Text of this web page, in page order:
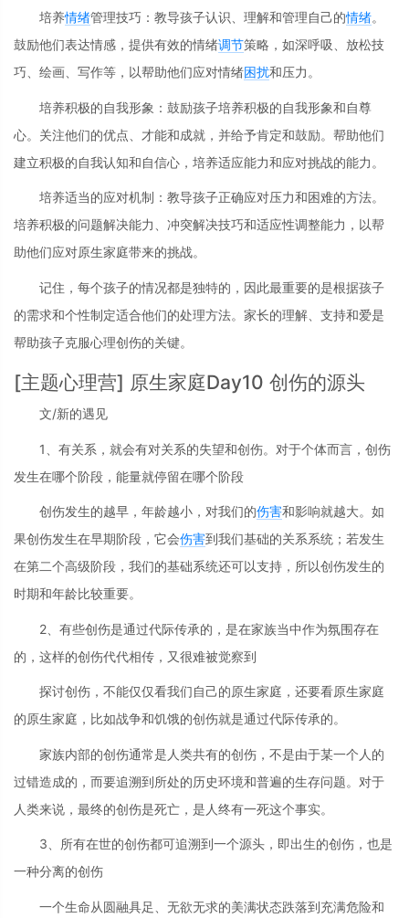
培养情绪管理技巧：教导孩子认识、理解和管理自己的情绪。
鼓励他们表达情感，提供有效的情绪调节策略，如深呼吸、放松技
巧、绘画、写作等，以帮助他们应对情绪困扰和压力。
培养积极的自我形象：鼓励孩子培养积极的自我形象和自尊
心。关注他们的优点、才能和成就，并给予肯定和鼓励。帮助他们
建立积极的自我认知和自信心，培养适应能力和应对挑战的能力。
培养适当的应对机制：教导孩子正确应对压力和困难的方法。
培养积极的问题解决能力、冲突解决技巧和适应性调整能力，以帮
助他们应对原生家庭带来的挑战。
记住，每个孩子的情况都是独特的，因此最重要的是根据孩子
的需求和个性制定适合他们的处理方法。家长的理解、支持和爱是
帮助孩子克服心理创伤的关键。
[主题心理营] 原生家庭Day10 创伤的源头
文/新的遇见
1、有关系，就会有对关系的失望和创伤。对于个体而言，创伤
发生在哪个阶段，能量就停留在哪个阶段
创伤发生的越早，年龄越小，对我们的伤害和影响就越大。如
果创伤发生在早期阶段，它会伤害到我们基础的关系系统；若发生
在第二个高级阶段，我们的基础系统还可以支持，所以创伤发生的
时期和年龄比较重要。
2、有些创伤是通过代际传承的，是在家族当中作为氛围存在
的，这样的创伤代代相传，又很难被觉察到
探讨创伤，不能仅仅看我们自己的原生家庭，还要看原生家庭
的原生家庭，比如战争和饥饿的创伤就是通过代际传承的。
家族内部的创伤通常是人类共有的创伤，不是由于某一个人的
过错造成的，而要追溯到所处的历史环境和普遍的生存问题。对于
人类来说，最终的创伤是死亡，是人终有一死这个事实。
3、所有在世的创伤都可追溯到一个源头，即出生的创伤，也是
一种分离的创伤
一个生命从圆融具足、无欲无求的美满状态跌落到充满危险和